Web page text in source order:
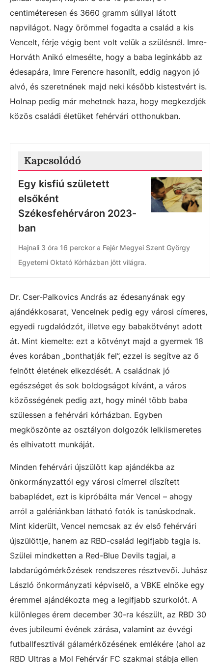
centiméteresen és 3660 gramm súllyal látott
napvilágot. Nagy örömmel fogadta a család a kis
Vencelt, férje végig bent volt velük a szülésnél. Imre-
Horváth Anikó elmesélte, hogy a baba leginkább az
édesapára, Imre Ferencre hasonlít, eddig nagyon jó
alvó, és szeretnének majd neki később kistestvért is.
Holnap pedig már mehetnek haza, hogy megkezdjék
közös családi életüket fehérvári otthonukban.
Kapcsolódó
Egy kisfiú született
elsőként
Székesfehérváron 2023-
ban
Hajnali 3 óra 16 perckor a Fejér Megyei Szent György
Egyetemi Oktató Kórházban jött világra.
Dr. Cser-Palkovics András az édesanyának egy
ajándékkosarat, Vencelnek pedig egy városi címeres,
egyedi rugdalódzót, illetve egy babakötvényt adott
át. Mint kiemelte: ezt a kötvényt majd a gyermek 18
éves korában „bonthatják fel”, ezzel is segítve az ő
felnőtt életének elkezdését. A családnak jó
egészséget és sok boldogságot kívánt, a város
közösségének pedig azt, hogy minél több baba
szülessen a fehérvári kórházban. Egyben
megköszönte az osztályon dolgozók lelkiismeretes
és elhivatott munkáját.
Minden fehérvári újszülött kap ajándékba az
önkormányzattól egy városi címerrel díszített
babaplédet, ezt is kipróbálta már Vencel – ahogy
arról a galériánkban látható fotók is tanúskodnak.
Mint kiderült, Vencel nemcsak az év első fehérvári
újszülöttje, hanem az RBD-család legifjabb tagja is.
Szülei mindketten a Red-Blue Devils tagjai, a
labdarúgómérkőzések rendszeres résztvevői. Juhász
László önkormányzati képviselő, a VBKE elnöke egy
éremmel ajándékozta meg a legifjabb szurkolót. A
különleges érem december 30-ra készült, az RBD 30
éves jubileumi évének zárása, valamint az évvégi
futballfesztivál gálamérkőzésének emlékére (ahol az
RBD Ultras a Mol Fehérvár FC szakmai stábja ellen